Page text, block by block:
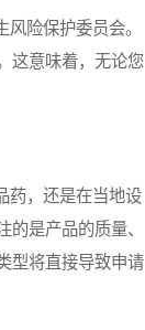
险保护委员会。
这意味着，无论您
药，还是在当地设
是产品的质量、
型将直接导致申请